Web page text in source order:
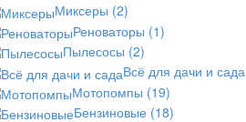
Миксеры (2)
Реноваторы (1)
Пылесосы (2)
Всё для дачи и сада
Мотопомпы (19)
Бензиновые (18)